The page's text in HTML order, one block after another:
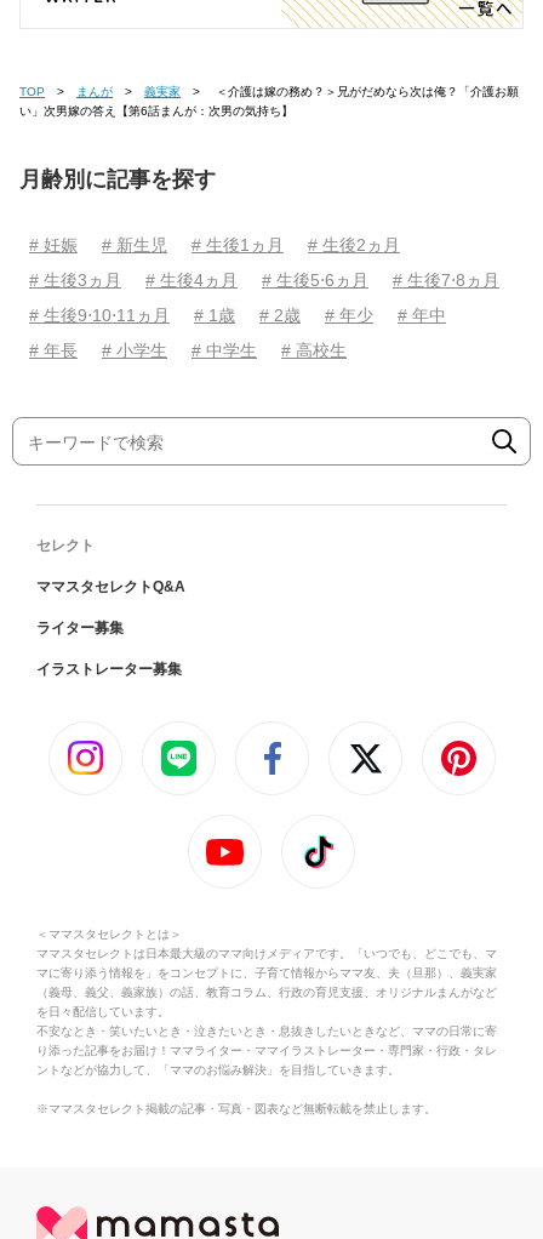
TOP まんが 義実家
い」次男嫁の答え【第6話まんが：次男の気持ち】
月齢別に記事を探す
# 妊娠 # 新生児 # 生後1ヵ月
# 生後2ヵ月
# 生後3ヵ月
# 生後4ヵ月 # 生後5⋅6ヵ月
# 生後7⋅8ヵ月
# 生後9⋅10⋅11ヵ月
# 1歳 # 2歳 # 年少
# 年中
# 年長
# 小学生 # 中学生 # 高校生
セレクト
ママスタセレクトQ&A
ライター募集
イラストレーター募集
＜ママスタセレクトとは＞
ママスタセレクトは日本最大級のママ向けメディアです。「いつでも、どこでも、マ
マに寄り添う情報を」をコンセプトに、子育て情報からママ友、夫（旦那）、義実家
（義母、義父、義家族）の話、教育コラム、行政の育児支援、オリジナルまんがなど
を日々配信しています。
不安なとき・笑いたいとき・泣きたいとき・息抜きしたいときなど、ママの日常に寄
り添った記事をお届け！ママライター・ママイラストレーター・専門家・行政・タレ
ントなどが協力して、「ママのお悩み解決」を目指していきます。
※ママスタセレクト掲載の記事・写真・図表など無断転載を禁止します。